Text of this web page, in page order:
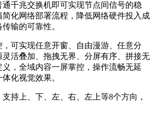
千兆交换机即可实现节点间信号的稳
化网络部署流程，降低网络硬件投入成
输的可靠性。
，可实现任意开窗、自由漫游、任意分
活叠加、拖拽无界、分屏有序、拼接无
，全域内容一屏掌控，操作流畅无延
化视觉效果。
持上、下、左、右、左上等8个方向，